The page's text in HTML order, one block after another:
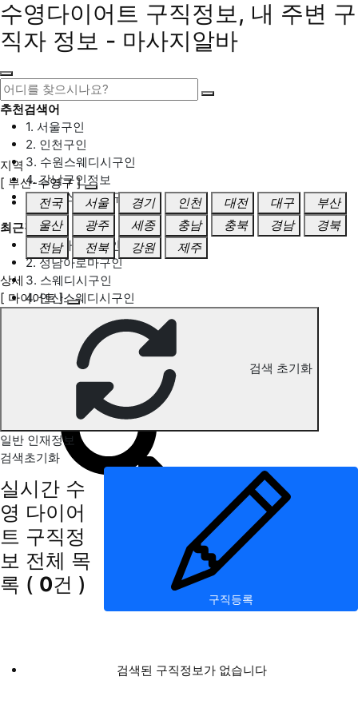
수영다이어트 구직정보, 내 주변 구
직자 정보 - 마사지알바
추천검색어
1. 서울구인
2. 인천구인
3. 수원스웨디시구인
4. 강남구인정보
5. 동탄스웨디시구인
최근검색어
1. 일산마사지구인
2. 성남아로마구인
3. 스웨디시구인
4. 안산스웨디시구인
수영 다이어트 구직정보
지역
[ 부산-수영구 ]
전국
서울 경기 인천 대전 대구
부산
울산
광주 세종 충남 충북 경남
경북
전남
전북 강원 제주
상세
[ 다이어트 ]
검색 초기화
일반 인재정보
검색초기화
실시간 수
영 다이어
트 구직정
보 전체 목
록 ( 0건 )
구직등록
검색된 구직정보가 없습니다